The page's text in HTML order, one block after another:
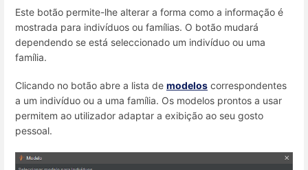
Este botão permite-lhe alterar a forma como a informação é
mostrada para indivíduos ou famílias. O botão mudará
dependendo se está seleccionado um indivíduo ou uma
família.
Clicando no botão abre a lista de modelos correspondentes
a um indivíduo ou a uma família. Os modelos prontos a usar
permitem ao utilizador adaptar a exibição ao seu gosto
pessoal.